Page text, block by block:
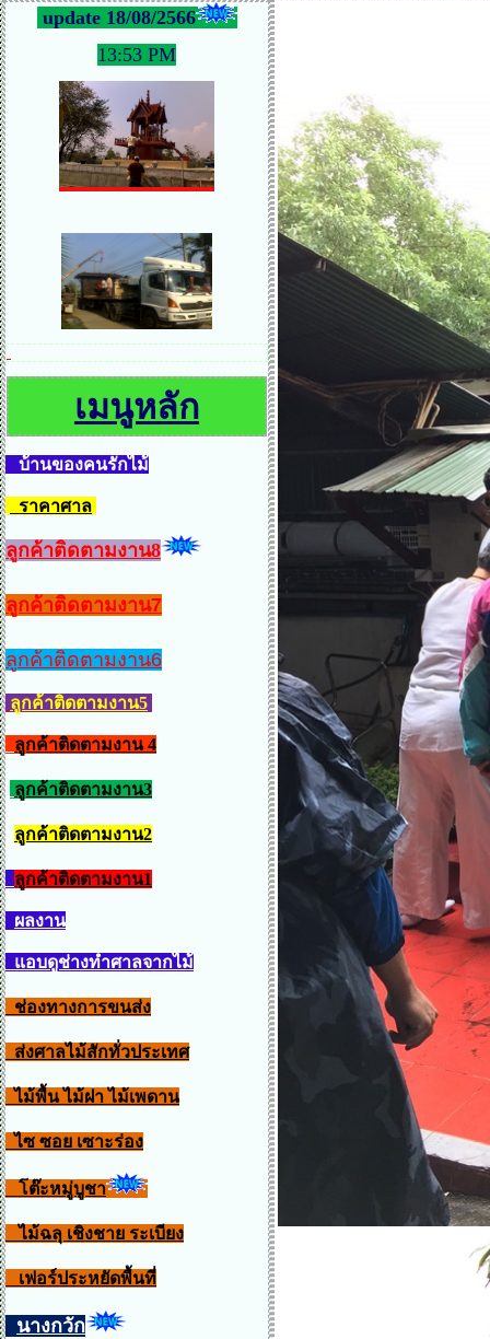
update 18/08/2566
13:53 PM
เมนูหลัก
บ้านของคนรักไม้
ราคาศาล
ลูกค้าติดตามงาน8
ลูกค้าติดตามงาน7
ลูกค้าติดตามงาน6
ลูกค้าติดตามงาน5
ลูกค้าติดตามงาน 4
ลูกค้าติดตามงาน3
ลูกค้าติดตามงาน2
ลูกค้าติดตามงาน1
ผลงาน
แอบดูช่างทำศาลจากไม้
ช่องทางการขนส่ง
ส่งศาลไม้สักทั่วประเทศ
ไม้พื้น ไม้ฝา ไม้เพดาน
ไซ ซอย เซาะร่อง
โต๊ะหมู่บูชา
ไม้ฉลุ เชิงชาย ระเบียง
เฟอร์ประหยัดพื้นที่
นางกวัก